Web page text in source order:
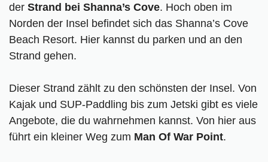
der Strand bei Shanna’s Cove. Hoch oben im
Norden der Insel befindet sich das Shanna’s Cove
Beach Resort. Hier kannst du parken und an den
Strand gehen.
Dieser Strand zählt zu den schönsten der Insel. Von
Kajak und SUP-Paddling bis zum Jetski gibt es viele
Angebote, die du wahrnehmen kannst. Von hier aus
führt ein kleiner Weg zum Man Of War Point.